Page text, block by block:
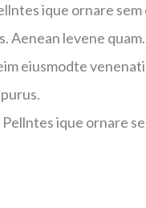
ique ornare
Aenean levene quam.
eiusmodte
ique ornare